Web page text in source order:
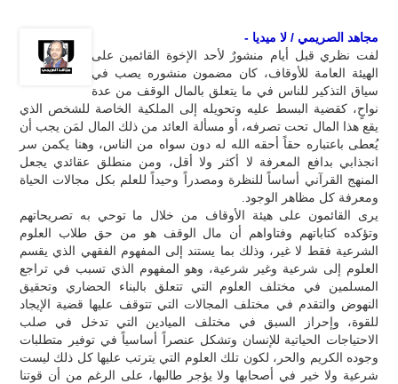
مجاهد الصريمي / لا ميديا -
لفت نظري قبل أيام منشورٌ لأحد الإخوة القائمين على
الهيئة العامة للأوقاف، كان مضمون منشوره يصب في
سياق التذكير للناس في ما يتعلق بالمال الوقف من عدة
نواحٍ، كقضية البسط عليه وتحويله إلى الملكية الخاصة للشخص الذي
يقع هذا المال تحت تصرفه، أو مسألة العائد من ذلك المال لمَن يجب أن
يُعطى باعتباره حقاً أحقه الله له دون سواه من الناس، وهنا يكمن سر
انجذابي بدافع المعرفة لا أكثر ولا أقل، ومن منطلق عقائدي يجعل
المنهج القرآني أساساً للنظرة ومصدراً وحيداً للعلم بكل مجالات الحياة
ومعرفة كل مظاهر الوجود.
يرى القائمون على هيئة الأوقاف من خلال ما توحي به تصريحاتهم
وتؤكده كتاباتهم وفتاواهم أن مال الوقف هو من حق طلاب العلوم
الشرعية فقط لا غير، وذلك بما يستند إلى المفهوم الفقهي الذي يقسم
العلوم إلى شرعية وغير شرعية، وهو المفهوم الذي تسبب في تراجع
المسلمين في مختلف العلوم التي تتعلق بالبناء الحضاري وتحقيق
النهوض والتقدم في مختلف المجالات التي تتوقف عليها قضية الإيجاد
للقوة، وإحراز السبق في مختلف الميادين التي تدخل في صلب
الاحتياجات الحياتية للإنسان وتشكل عنصراً أساسياً في توفير متطلبات
وجوده الكريم والحر، لكون تلك العلوم التي يترتب عليها كل ذلك ليست
شرعية ولا خير في أصحابها ولا يؤجر طالبها، على الرغم من أن قوتنا